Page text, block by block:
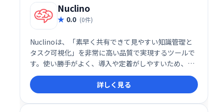
Nuclino
0.0 (0件)
Nuclinoは、「素早く共有できて見やすい知識管理と
タスク可視化」を非常に高い品質で実現するツールで
す。使い勝手がよく、導入や定着がしやすいため、コ
ミュニケーションコストや情報散逸に悩む企業にとっ
て、魅力的なソリューションです。ENT向け機能とAI
支援を備えた有償プランも整っており、成長に応じた
スケーラブルな運用が可能です
詳しく見る